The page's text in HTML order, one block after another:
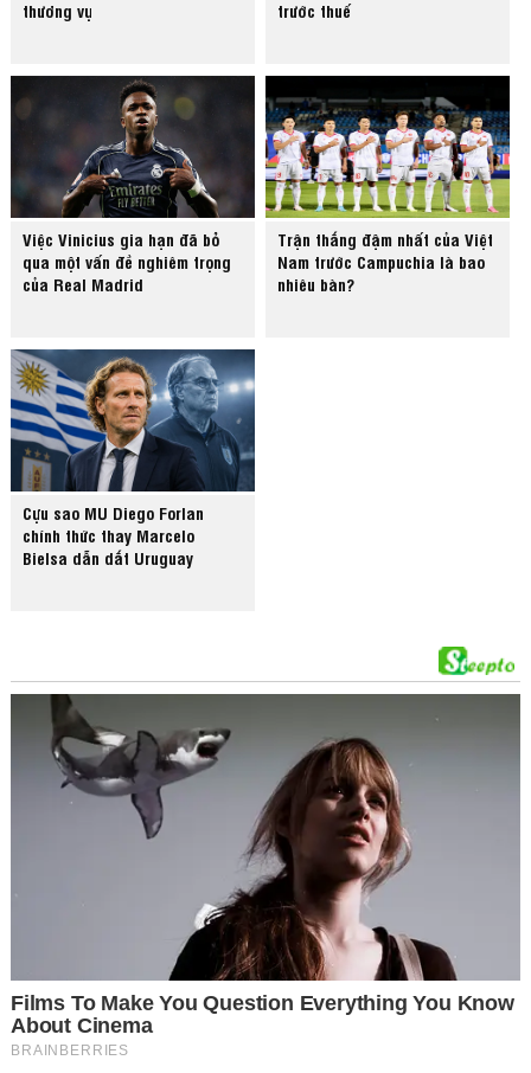
thương vụ trước thuế
Việc Vinicius gia hạn đã bỏ
qua một vấn đề nghiêm trọng
của Real Madrid
Trận thắng đậm nhất của Việt
Nam trước Campuchia là bao
nhiêu bàn?
Cựu sao MU Diego Forlan
chính thức thay Marcelo
Bielsa dẫn dắt Uruguay